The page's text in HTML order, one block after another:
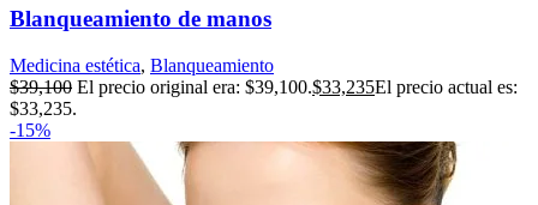
Blanqueamiento de manos
Medicina estética, Blanqueamiento
$39,100 El precio original era: $39,100.$33,235El precio actual es:
$33,235.
-15%